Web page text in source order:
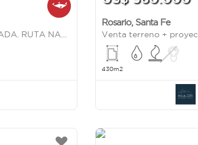
Rosario, Santa Fe
430m2